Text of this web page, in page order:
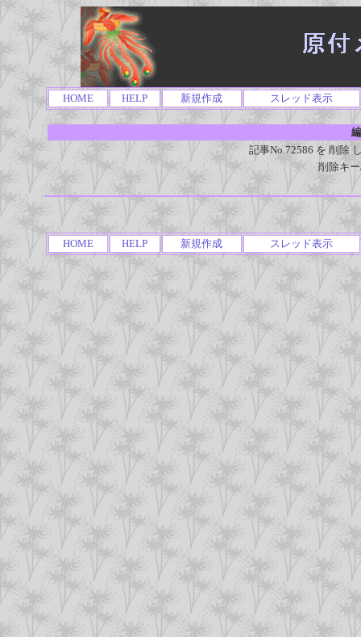
HOME HELP 新規作成 スレッド表示
記事No.72586 を 削除
削除キ
HOME HELP 新規作成 スレッド表示